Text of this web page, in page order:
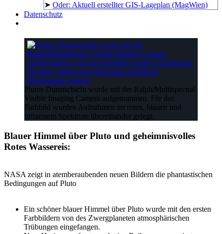
➤ Oder: Aktuell erstellter GIS-Lageplan (MagWien)
Datenschutz
Plutos Dunstschicht wurde mit der Ralph/Multispectral
Visible Imaging Camera aufgenommen. Für das
Farbbild wurden Aufnahmen im roten, blauen und
infrarotem Spektrum übereinander gelegt.
Blauer Himmel über Pluto und geheimnisvolles
Rotes Wassereis:
NASA zeigt in atemberaubenden neuen Bildern die phantastischen
Bedingungen auf Pluto
Ein schöner blauer Himmel über Pluto wurde mit den ersten
Farbbildern von des Zwergplaneten atmosphärischen
Trübungen eingefangen.